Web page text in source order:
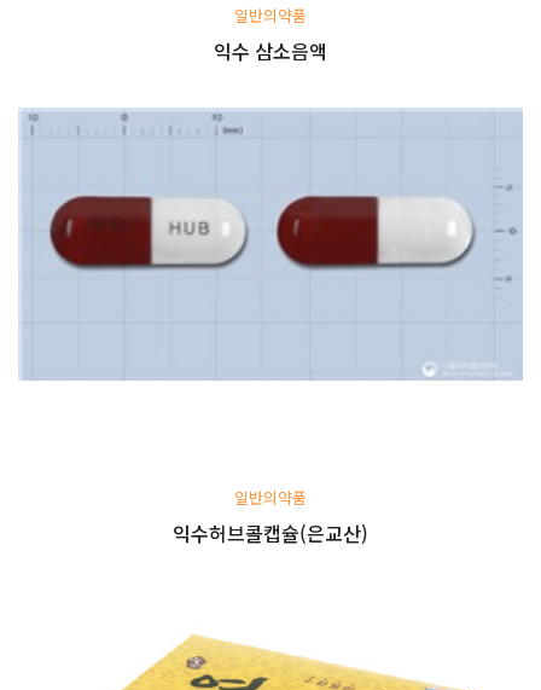
일반의약품
익수 삼소음액
일반의약품
익수허브콜캡슐(은교산)